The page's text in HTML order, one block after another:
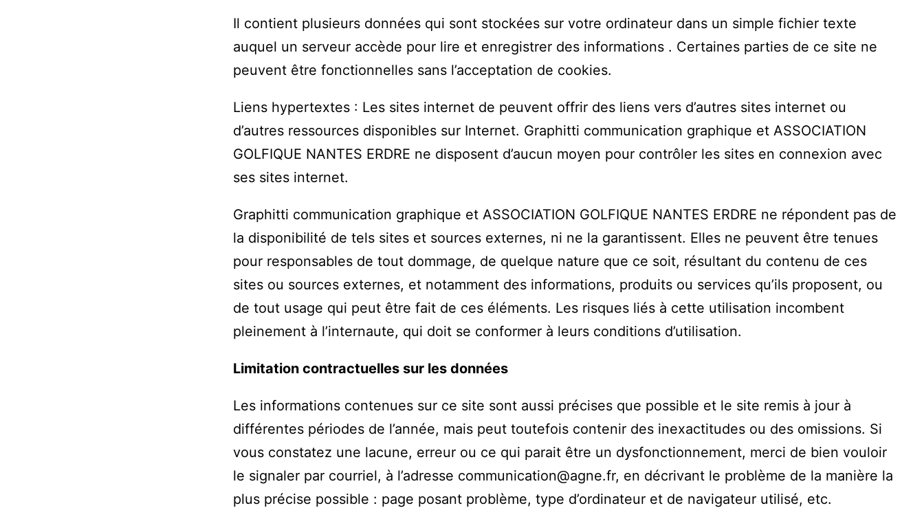
Il contient plusieurs données qui sont stockées sur votre ordinateur dans un simple fichier texte
auquel un serveur accède pour lire et enregistrer des informations . Certaines parties de ce site ne
peuvent être fonctionnelles sans l’acceptation de cookies.
Liens hypertextes : Les sites internet de peuvent offrir des liens vers d’autres sites internet ou
d’autres ressources disponibles sur Internet. Graphitti communication graphique et ASSOCIATION
GOLFIQUE NANTES ERDRE ne disposent d’aucun moyen pour contrôler les sites en connexion avec
ses sites internet.
Graphitti communication graphique et ASSOCIATION GOLFIQUE NANTES ERDRE ne répondent pas de
la disponibilité de tels sites et sources externes, ni ne la garantissent. Elles ne peuvent être tenues
pour responsables de tout dommage, de quelque nature que ce soit, résultant du contenu de ces
sites ou sources externes, et notamment des informations, produits ou services qu’ils proposent, ou
de tout usage qui peut être fait de ces éléments. Les risques liés à cette utilisation incombent
pleinement à l’internaute, qui doit se conformer à leurs conditions d’utilisation.
Limitation contractuelles sur les données
Les informations contenues sur ce site sont aussi précises que possible et le site remis à jour à
différentes périodes de l’année, mais peut toutefois contenir des inexactitudes ou des omissions. Si
vous constatez une lacune, erreur ou ce qui parait être un dysfonctionnement, merci de bien vouloir
le signaler par courriel, à l’adresse communication@agne.fr, en décrivant le problème de la manière la
plus précise possible : page posant problème, type d’ordinateur et de navigateur utilisé, etc.